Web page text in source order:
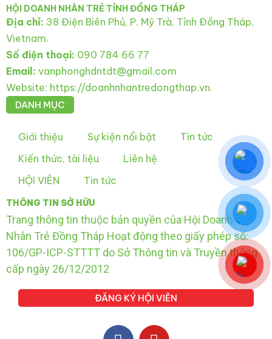
HỘI DOANH NHÂN TRẺ TỈNH ĐỒNG THÁP
Địa chỉ: 38 Điện Biên Phủ, P. Mỹ Trà, Tỉnh Đồng Tháp,
Vietnam.
Số điện thoại: 090 784 66 77
Email: vanphonghdntdt@gmail.com
Website: https://doanhnhantredongthap.vn.
DANH MỤC
Giới thiệu Sự kiện nổi bật
Tin tức
Kiến thức, tài liệu
Liên hệ
HỘI VIÊN
Tin tức
THÔNG TIN SỞ HỮU
Trang thông tin thuộc bản quyền của Hội Doanh
Nhân Trẻ Đồng Tháp Hoạt động theo giấy phép số:
106/GP-ICP-STTTT do Sở Thông tin và Truyền thông
cấp ngày 26/12/2012
ĐĂNG KÝ HỘI VIÊN
a
o